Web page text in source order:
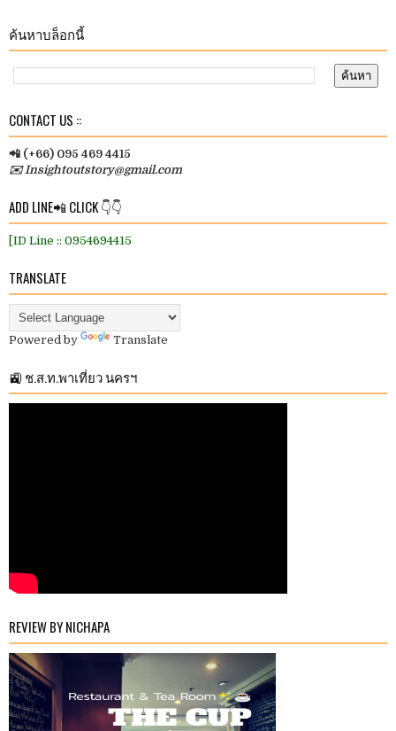
ค้นหาบล็อกนี้
CONTACT US ::
📲 (+66) 095 469 4415
✉️ Insightoutstory@gmail.com
ADD LINE📲 CLICK 👇👇
[ID Line :: 0954694415
TRANSLATE
Powered by Translate
🚉 ช.ส.ท.พาเที่ยว นครฯ
REVIEW BY NICHAPA